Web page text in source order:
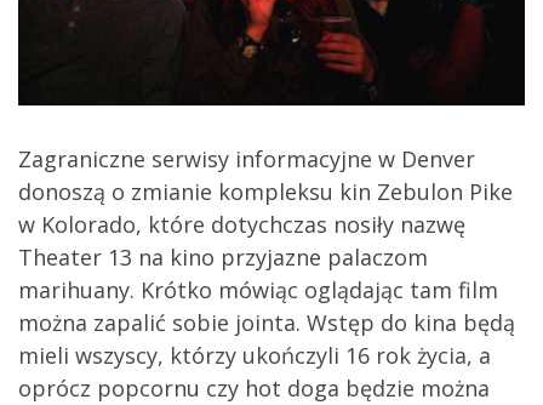
Zagraniczne serwisy informacyjne w Denver
donoszą o zmianie kompleksu kin Zebulon Pike
w Kolorado, które dotychczas nosiły nazwę
Theater 13 na kino przyjazne palaczom
marihuany. Krótko mówiąc oglądając tam film
można zapalić sobie jointa. Wstęp do kina będą
mieli wszyscy, którzy ukończyli 16 rok życia, a
oprócz popcornu czy hot doga będzie można